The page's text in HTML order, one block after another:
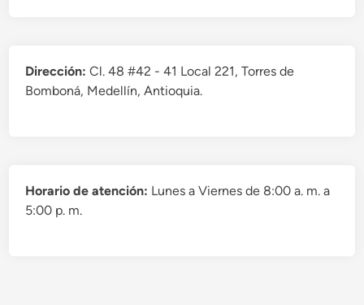
Dirección:Cl. 48 #42 - 41 Local 221, Torres de
Bomboná, Medellín, Antioquia.
Horario de atención: Lunes a Viernes de 8:00 a. m. a
5:00 p. m.